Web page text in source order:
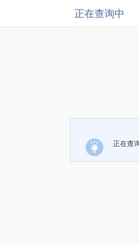
正在查询中
正在查